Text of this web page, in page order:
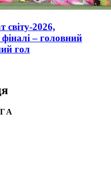
світу-2026,
– головний
гол
ГА